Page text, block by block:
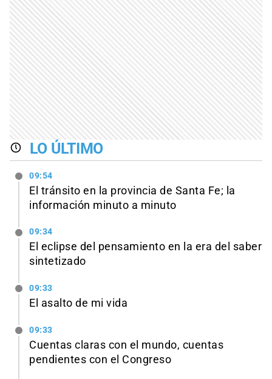
LO ÚLTIMO
09:54
El tránsito en la provincia de Santa Fe; la
información minuto a minuto
09:34
El eclipse del pensamiento en la era del saber
sintetizado
09:33
El asalto de mi vida
09:33
Cuentas claras con el mundo, cuentas
pendientes con el Congreso